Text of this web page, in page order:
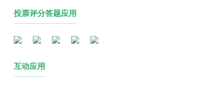
投票评分答题应用
互动应用